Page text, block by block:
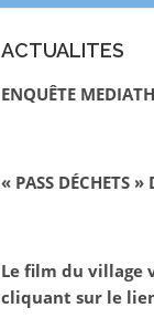
ACTUALITES
ENQUÊTE
« PASS DÉCHETS
Le film du village
cliquant sur le